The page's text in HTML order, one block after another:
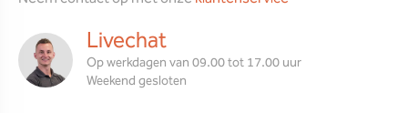
Livechat
Op werkdagen van 09.00 tot 17.00 uur
Weekend gesloten